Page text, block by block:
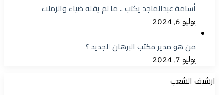
أسامة عبدالماجد يكتب .. ما لم يقله ضياء والزملاء
يوليو 6, 2024
من هو مدير مكتب البرهان الجديد ؟
يوليو 7, 2024
ارشيف الشعب